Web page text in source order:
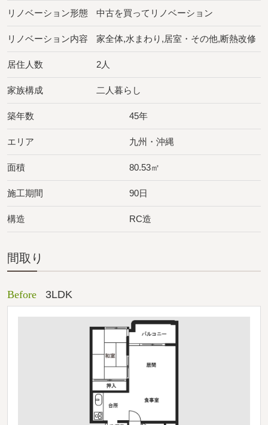
リノベーション形態 中古を買ってリノベーション
リノベーション内容 家全体,水まわり,居室・その他,断熱改修
居住人数 2人
家族構成 二人暮らし
築年数 45年
エリア 九州・沖縄
面積 80.53㎡
施工期間 90日
構造 RC造
間取り
Before 3LDK